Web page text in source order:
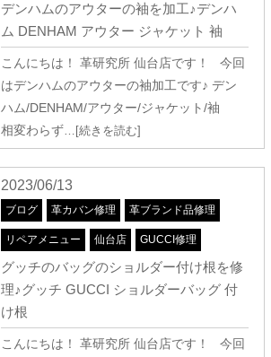
デンハムのアウターの袖を加工♪デンハ
ム DENHAM アウター ジャケット 袖
こんにちは！ 革研究所 仙台店です！ 今回
はデンハムのアウターの袖加工です♪ デン
ハム/DENHAM/アウター/ジャケット/袖
相変わらず…[続きを読む]
2023/06/13
ブログ 革カバン修理 革ブランド品修理
リペアメニュー 仙台店 GUCCI修理
グッチのバッグのショルダー付け根を修
理♪グッチ GUCCI ショルダーバッグ 付
け根
こんにちは！ 革研究所 仙台店です！ 今回